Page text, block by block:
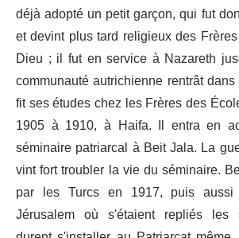
déjà adopté un petit garçon, qui fut
et devint plus tard religieux des
Dieu ; il fut en service à Nazareth
communauté autrichienne ren­trât
fit ses études chez les Frères des
1905 à 1910, à Haifa. Il entra en
séminaire patriarcal à Beit Jala. La
vint fort troubler la vie du séminaire.
par les Turcs en 1917, puis
Jérusalem où s'étaient repliés les